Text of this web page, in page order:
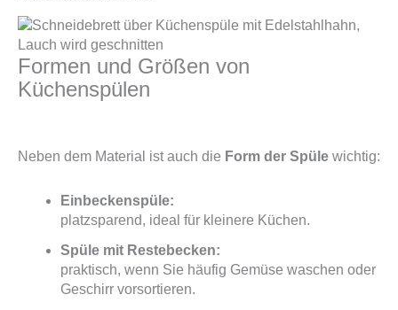
Formen und Größen von
Küchenspülen
Neben dem Material ist auch die Form der Spüle wichtig:
Einbeckenspüle:
platzsparend, ideal für kleinere Küchen.
Spüle mit Restebecken:
praktisch, wenn Sie häufig Gemüse waschen oder
Geschirr vorsortieren.